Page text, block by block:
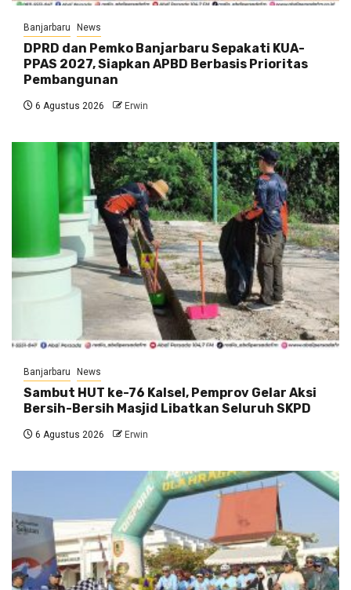
Banjarbaru News
DPRD dan Pemko Banjarbaru Sepakati KUA-
PPAS 2027, Siapkan APBD Berbasis Prioritas
Pembangunan
6 Agustus 2026 Erwin
Banjarbaru News
Sambut HUT ke-76 Kalsel, Pemprov Gelar Aksi
Bersih-Bersih Masjid Libatkan Seluruh SKPD
6 Agustus 2026 Erwin